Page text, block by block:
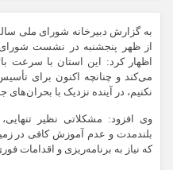
به گزارش دبیرخانه شورای ملی
از ظهر پنجشنبه در نشست
اظهار کرد: این استان با سرعت
می‌کند و چنانچه اکنون برای
نکنیم، در آینده نزدیک با
وی افزود: مشکلاتی نظیر
بلندمدت و عدم آموزش کافی در
که نیاز به برنامه‌ریزی و اقدامات